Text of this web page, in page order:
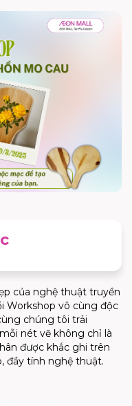
của nghệ thuật truyền
Workshop vô cùng độc
chúng tôi trải
nét vẽ không chỉ là
được khắc ghi trên
đầy tính nghệ thuật.